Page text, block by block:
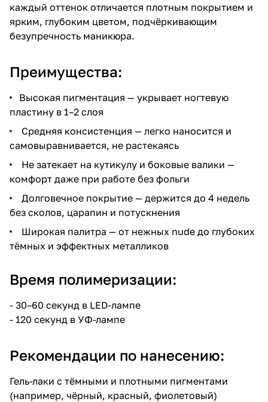
каждый оттенок отличается плотным покрытием и
ярким, глубоким цветом, подчёркивающим
безупречность маникюра.
Преимущества:
Высокая пигментация — укрывает ногтевую
пластину в 1–2 слоя
Средняя консистенция — легко наносится и
самовыравнивается, не растекаясь
Не затекает на кутикулу и боковые валики —
комфорт даже при работе без фольги
Долговечное покрытие — держится до 4 недель
без сколов, царапин и потускнения
Широкая палитра — от нежных nude до глубоких
тёмных и эффектных металликов
Время полимеризации:
- 30–60 секунд в LED-лампе
- 120 секунд в УФ-лампе
Рекомендации по нанесению:
Гель-лаки с тёмными и плотными пигментами
(например, чёрный, красный, фиолетовый)